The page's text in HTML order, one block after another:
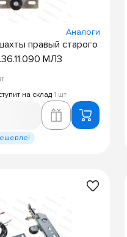
Аналоги
правый старого
МЛЗ
на склад 1 шт